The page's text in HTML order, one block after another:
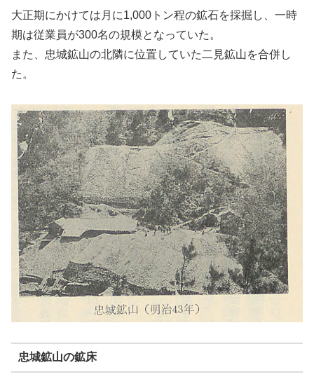
大正期にかけては月に1,000トン程の鉱石を採掘し、一時
期は従業員が300名の規模となっていた。
また、忠城鉱山の北隣に位置していた二見鉱山を合併し
た。
忠城鉱山の鉱床